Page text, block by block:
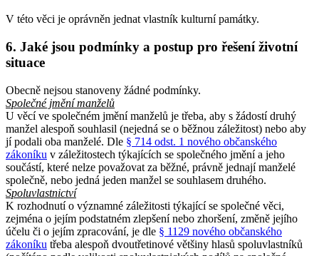
V této věci je oprávněn jednat vlastník kulturní památky.
6. Jaké jsou podmínky a postup pro řešení životní
situace
Obecně nejsou stanoveny žádné podmínky.
Společné jmění manželů
U věcí ve společném jmění manželů je třeba, aby s žádostí druhý
manžel alespoň souhlasil (nejedná se o běžnou záležitost) nebo aby
jí podali oba manželé. Dle § 714 odst. 1 nového občanského
zákoníku v záležitostech týkajících se společného jmění a jeho
součástí, které nelze považovat za běžné, právně jednají manželé
společně, nebo jedná jeden manžel se souhlasem druhého.
Spoluvlastnictví
K rozhodnutí o významné záležitosti týkající se společné věci,
zejména o jejím podstatném zlepšení nebo zhoršení, změně jejího
účelu či o jejím zpracování, je dle § 1129 nového občanského
zákoníku třeba alespoň dvoutřetinové většiny hlasů spoluvlastníků